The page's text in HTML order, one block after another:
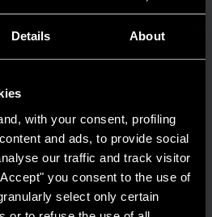
Details About
with your consent, profiling
and ads, to provide social
our traffic and track visitor
you consent to the use of
select only certain